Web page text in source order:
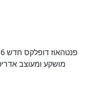
מושקע ומעוצב